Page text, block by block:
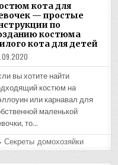
кота для
— простые
по
костюма
кота для детей
вы хотите найти
костюм на
или карнавал для
маленькой
то…
Posted
in
Секреты домохозяйки